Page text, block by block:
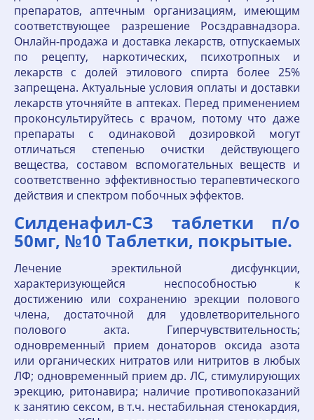
препаратов, аптечным организациям, имеющим
соответствующее разрешение Росздравнадзора.
Онлайн-продажа и доставка лекарств, отпускаемых
по рецепту, наркотических, психотропных и
лекарств с долей этилового спирта более 25%
запрещена. Актуальные условия оплаты и доставки
лекарств уточняйте в аптеках. Перед применением
проконсультируйтесь с врачом, потому что даже
препараты с одинаковой дозировкой могут
отличаться степенью очистки действующего
вещества, составом вспомогательных веществ и
соответственно эффективностью терапевтического
действия и спектром побочных эффектов.
Силденафил-СЗ таблетки п/о
50мг, №10 Таблетки, покрытые.
Лечение эректильной дисфункции,
характеризующейся неспособностью к
достижению или сохранению эрекции полового
члена, достаточной для удовлетворительного
полового акта. Гиперчувствительность;
одновременный прием донаторов оксида азота
или органических нитратов или нитритов в любых
ЛФ; одновременный прием др. ЛС, стимулирующих
эрекцию, ритонавира; наличие противопоказаний
к занятию сексом, в т.ч. нестабильная стенокардия,